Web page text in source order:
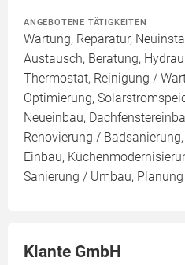
ANGEBOTENE TÄTIGKEITEN
Wartung, Reparatur,
Austausch, Beratung,
Thermostat, Reinigung /
Optimierung,
Neueinbau,
Renovierung /
Einbau,
Sanierung / Umbau,
Klante GmbH